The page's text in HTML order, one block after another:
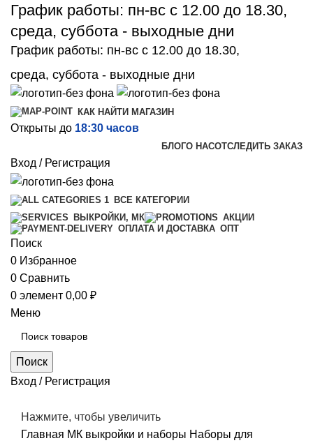
График работы: пн-вс с 12.00 до 18.30,
среда, суббота - выходные дни
График работы: пн-вс с 12.00 до 18.30,
среда, суббота - выходные дни
КАК НАЙТИ МАГАЗИН
Открыты до 18:30 часов
БЛОГО НАСОТСЛЕДИТЬ ЗАКАЗ
Вход / Регистрация
ВСЕ КАТЕГОРИИ
ВЫКРОЙКИ, МК
АКЦИИ
ОПЛАТА И ДОСТАВКА ОПТ
Поиск
0 Избранное
0 Сравнить
0 элемент 0,00 ₽
Меню
Поиск
Вход / Регистрация
Нажмите, чтобы увеличить
Главная МК выкройки и наборы Наборы для